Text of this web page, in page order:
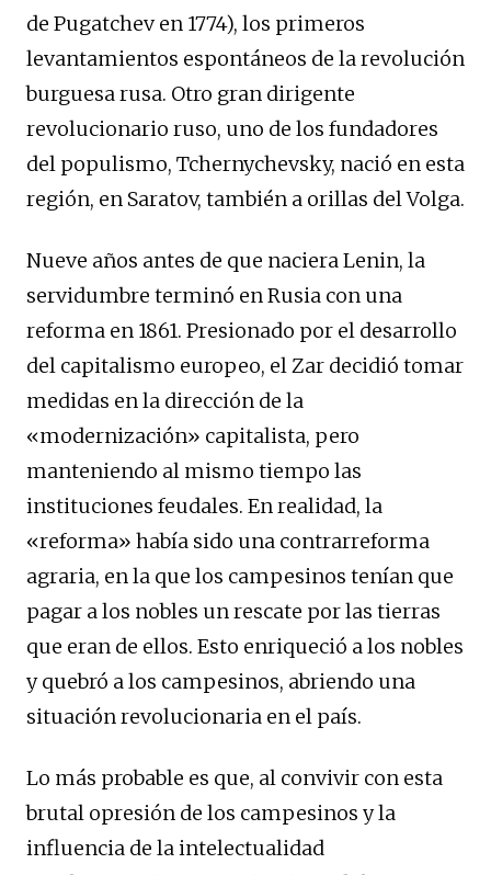
de Pugatchev en 1774), los primeros
levantamientos espontáneos de la revolución
burguesa rusa. Otro gran dirigente
revolucionario ruso, uno de los fundadores
del populismo, Tchernychevsky, nació en esta
región, en Saratov, también a orillas del Volga.
Nueve años antes de que naciera Lenin, la
servidumbre terminó en Rusia con una
reforma en 1861. Presionado por el desarrollo
del capitalismo europeo, el Zar decidió tomar
medidas en la dirección de la
«modernización» capitalista, pero
manteniendo al mismo tiempo las
instituciones feudales. En realidad, la
«reforma» había sido una contrarreforma
agraria, en la que los campesinos tenían que
pagar a los nobles un rescate por las tierras
que eran de ellos. Esto enriqueció a los nobles
y quebró a los campesinos, abriendo una
situación revolucionaria en el país.
Lo más probable es que, al convivir con esta
brutal opresión de los campesinos y la
influencia de la intelectualidad